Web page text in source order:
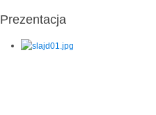
Prezentacja